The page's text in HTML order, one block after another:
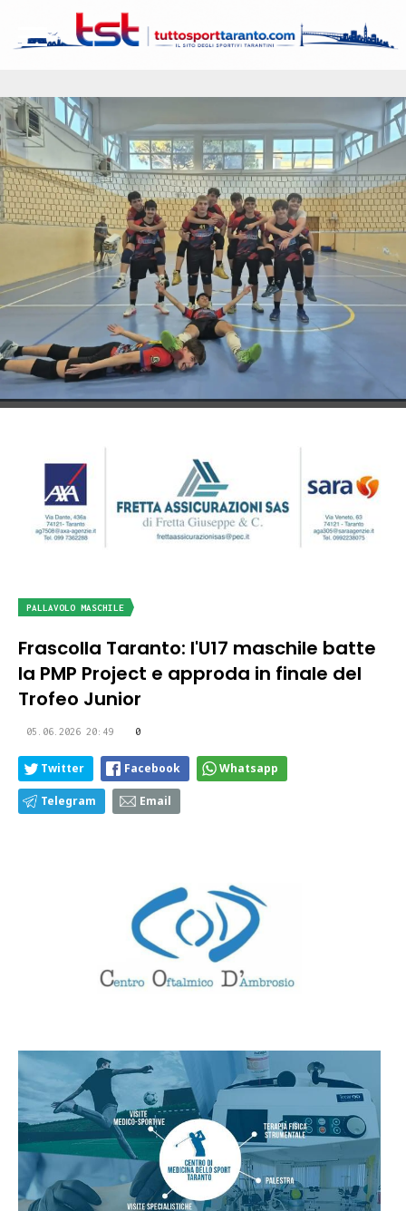
PALLAVOLO MASCHILE
Frascolla Taranto: l'U17 maschile batte
la PMP Project e approda in finale del
Trofeo Junior
05.06.2026 20:49 0
Twitter Facebook Whatsapp
Telegram Email